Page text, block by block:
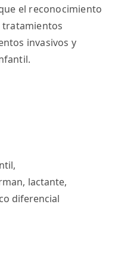
,
, lactante,
diferencial
el reconocimiento
tratamientos
invasivos y